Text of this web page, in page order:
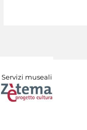
Servizi museali